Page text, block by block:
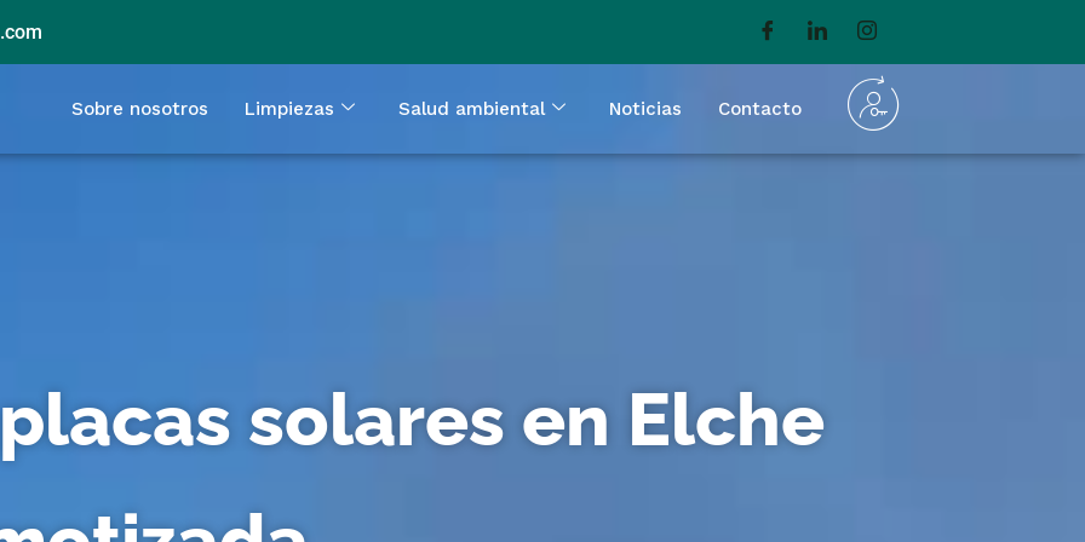
Sobre nosotros Limpiezas Salud ambiental Noticias Contacto
solares en Elche